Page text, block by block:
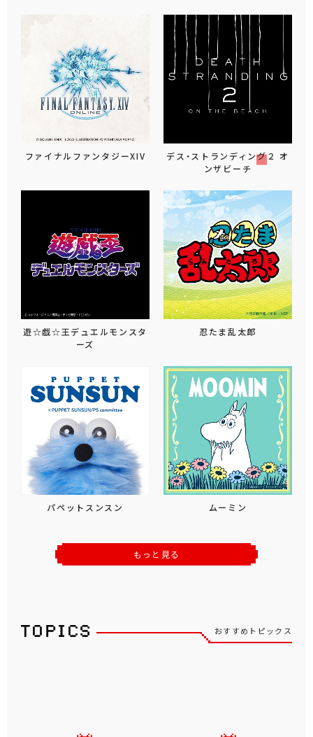
ファイナルファンタジーXIV
デス・ストランディング２ オ
ンザビーチ
遊☆戯☆王デュエルモンスタ
ーズ
忍たま乱太郎
パペットスンスン ムーミン
もっと見る
おすすめトピックス